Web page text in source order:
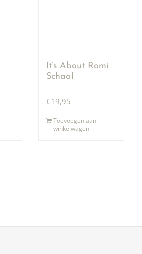
It’s About Romi
Schaal
€19,95
Toevoegen aan
winkelwagen